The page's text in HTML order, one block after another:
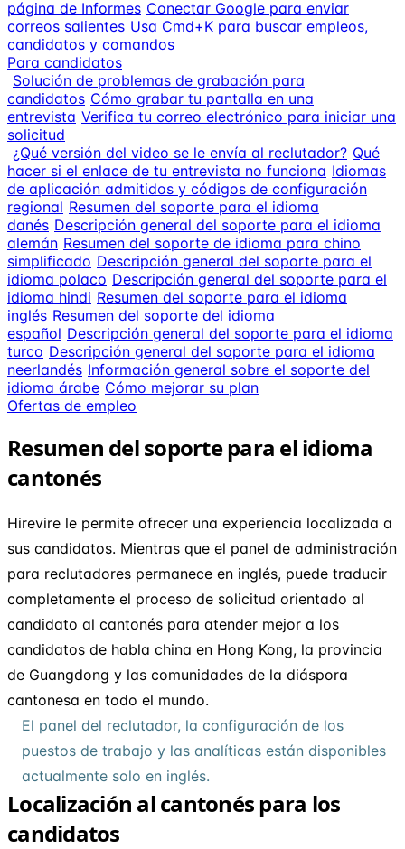
página de Informes Conectar Google para enviar
correos salientes Usa Cmd+K para buscar empleos,
candidatos y comandos
Para candidatos
Solución de problemas de grabación para
candidatos Cómo grabar tu pantalla en una
entrevista Verifica tu correo electrónico para iniciar una
solicitud
¿Qué versión del video se le envía al reclutador? Qué
hacer si el enlace de tu entrevista no funciona Idiomas
de aplicación admitidos y códigos de configuración
regional Resumen del soporte para el idioma
danés Descripción general del soporte para el idioma
alemán Resumen del soporte de idioma para chino
simplificado Descripción general del soporte para el
idioma polaco Descripción general del soporte para el
idioma hindi Resumen del soporte para el idioma
inglés Resumen del soporte del idioma
español Descripción general del soporte para el idioma
turco Descripción general del soporte para el idioma
neerlandés Información general sobre el soporte del
idioma árabe Cómo mejorar su plan
Ofertas de empleo
Resumen del soporte para el idioma
cantonés
Hirevire le permite ofrecer una experiencia localizada a
sus candidatos. Mientras que el panel de administración
para reclutadores permanece en inglés, puede traducir
completamente el proceso de solicitud orientado al
candidato al cantonés para atender mejor a los
candidatos de habla china en Hong Kong, la provincia
de Guangdong y las comunidades de la diáspora
cantonesa en todo el mundo.
El panel del reclutador, la configuración de los
puestos de trabajo y las analíticas están disponibles
actualmente solo en inglés.
Localización al cantonés para los
candidatos